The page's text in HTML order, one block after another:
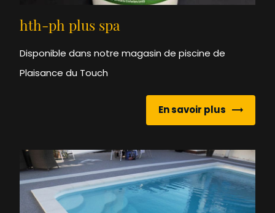
hth-ph plus spa
Disponible dans notre magasin de piscine de
Plaisance du Touch
En savoir plus